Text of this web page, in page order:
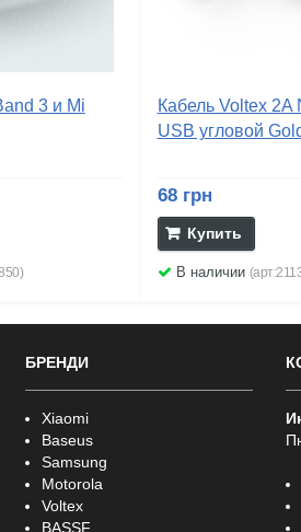
3 и Mi
Кабель Voltex 2A
USB угловой
68 грн
Купить
В наличии
БРЕНДИ
Xiaomi
Baseus
Samsung
Motorola
Voltex
BASSF